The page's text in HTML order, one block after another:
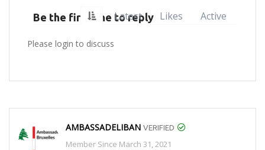
Be the first one to reply
Latest Likes Active
Please login to discuss
AMBASSADELIBAN VERIFIED
Member Since March 31, 2021